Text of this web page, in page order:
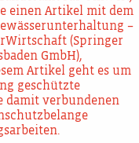
einen Artikel mit dem
–
(Springer
GmbH),
Artikel geht es um
geschützte
damit verbundenen